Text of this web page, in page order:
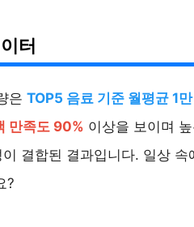
터
은 TOP5 음료 기준 월평균 1
만족도 90% 이상을 보이며
결합된 결과입니다. 일상
?